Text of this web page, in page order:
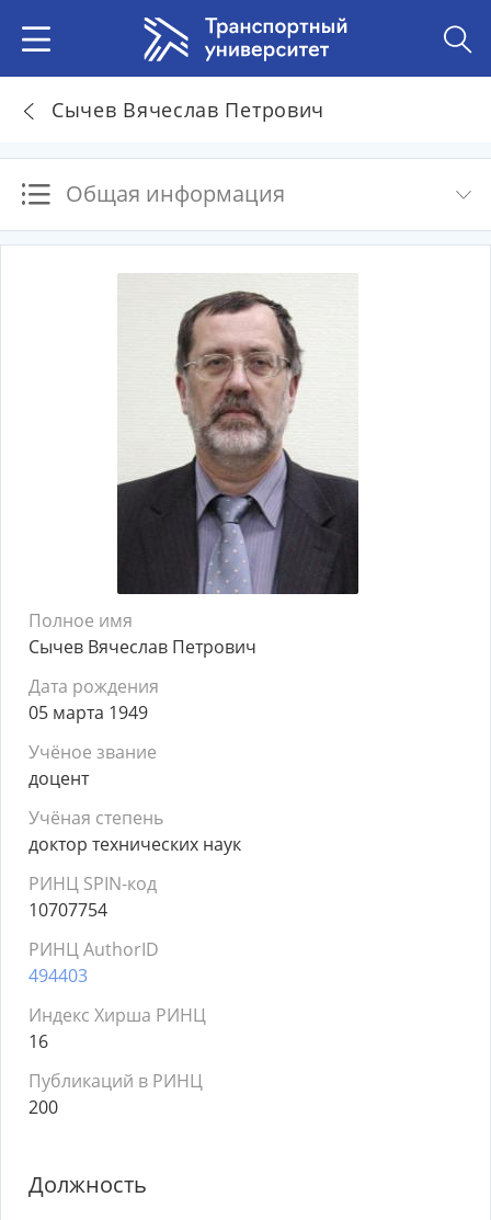
Сычев Вячеслав Петрович
Общая информация
Полное имя
Сычев Вячеслав Петрович
Дата рождения
05 марта 1949
Учёное звание
доцент
Учёная степень
доктор технических наук
РИНЦ SPIN-код
10707754
РИНЦ AuthorID
494403
Индекс Хирша РИНЦ
16
Публикаций в РИНЦ
200
Должность